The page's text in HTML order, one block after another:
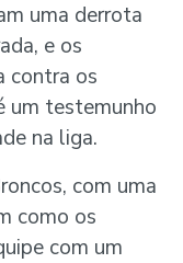
uma derrota
e os
contra os
um testemunho
na liga.
com uma
como os
com um